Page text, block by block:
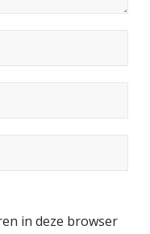
in deze browser